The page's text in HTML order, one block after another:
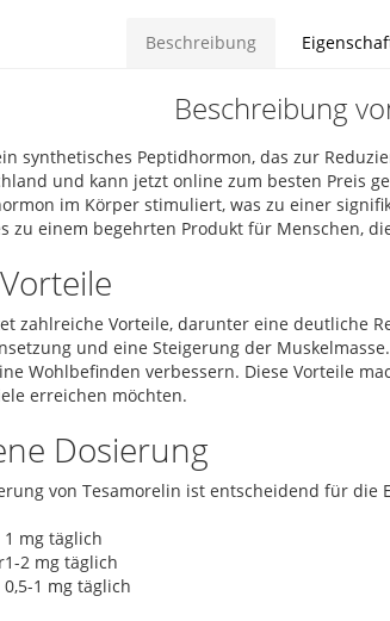
Beschreibung
Beschreibung
synthetisches Peptidhormon, das zur
und kann jetzt online zum besten Preis
im Körper stimuliert, was zu einer
zu einem begehrten Produkt für Menschen,
zahlreiche Vorteile, darunter eine deutliche
und eine Steigerung der
Wohlbefinden verbessern. Diese Vorteile
erreichen möchten.
Dosierung
von Tesamorelin ist entscheidend für
1 mg täglich
1-2 mg täglich
0,5-1 mg täglich